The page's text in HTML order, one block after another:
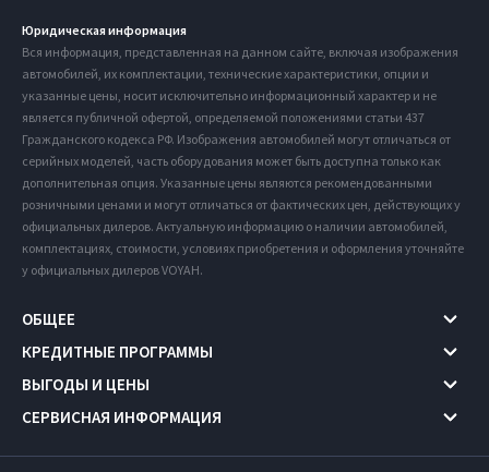
Юридическая информация
Вся информация, представленная на данном сайте, включая изображения
автомобилей, их комплектации, технические характеристики, опции и
указанные цены, носит исключительно информационный характер и не
является публичной офертой, определяемой положениями статьи 437
Гражданского кодекса РФ. Изображения автомобилей могут отличаться от
серийных моделей, часть оборудования может быть доступна только как
дополнительная опция. Указанные цены являются рекомендованными
розничными ценами и могут отличаться от фактических цен, действующих у
официальных дилеров. Актуальную информацию о наличии автомобилей,
комплектациях, стоимости, условиях приобретения и оформления уточняйте
у официальных дилеров VOYAH.
ОБЩЕЕ
КРЕДИТНЫЕ ПРОГРАММЫ
ВЫГОДЫ И ЦЕНЫ
СЕРВИСНАЯ ИНФОРМАЦИЯ